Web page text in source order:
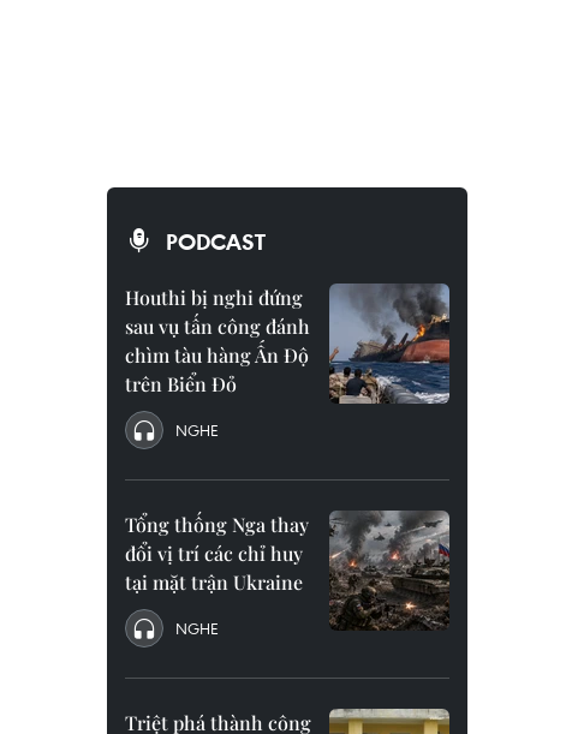
PODCAST
Houthi bị nghi đứng
sau vụ tấn công đánh
chìm tàu hàng Ấn Độ
trên Biển Đỏ
NGHE
Tổng thống Nga thay
đổi vị trí các chỉ huy
tại mặt trận Ukraine
NGHE
Triệt phá thành công